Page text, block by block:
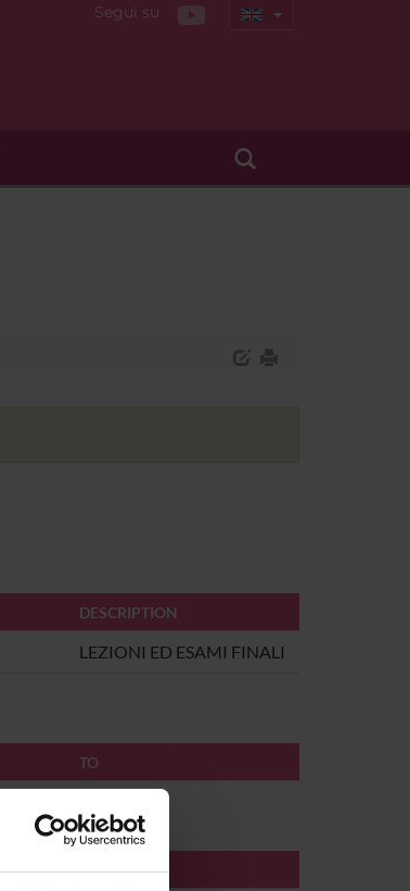
Segui su
DESCRIPTION
LEZIONI ED ESAMI FINALI
TO
TO